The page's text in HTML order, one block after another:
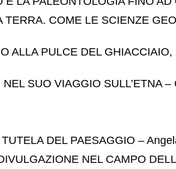
COME LE SCIENZE
PULCE DEL GHIACCIAIO,
SUO VIAGGIO SULL’ETNA –
DEL PAESAGGIO –
NEL CAMPO